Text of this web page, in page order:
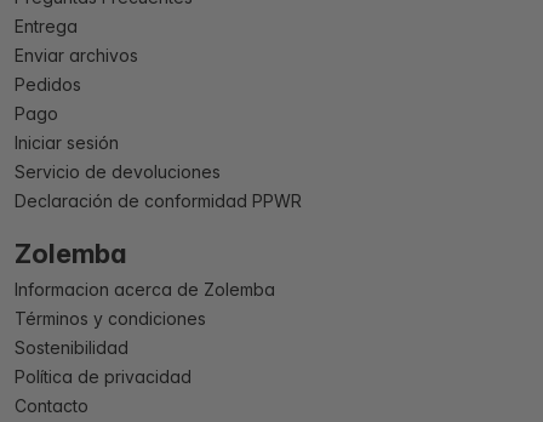
Entrega
Enviar archivos
Pedidos
Pago
Iniciar sesión
Servicio de devoluciones
Declaración de conformidad PPWR
Zolemba
Informacion acerca de Zolemba
Términos y condiciones
Sostenibilidad
Política de privacidad
Contacto